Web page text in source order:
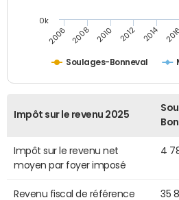
Soulages-Bonneval
2006 2008 2010 2012 2014
0k
Impôt sur le revenu 2025
Impôt sur le revenu net
moyen par foyer imposé
4
Revenu fiscal de référence
35